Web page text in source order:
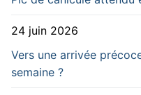
24 juin 2026
Vers une arrivée
semaine ?